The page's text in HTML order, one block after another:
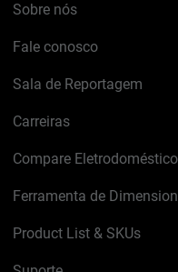
Sobre nós
Fale conosco
Sala de Reportagem
Carreiras
Compare
Ferramenta de
Product List & SKUs